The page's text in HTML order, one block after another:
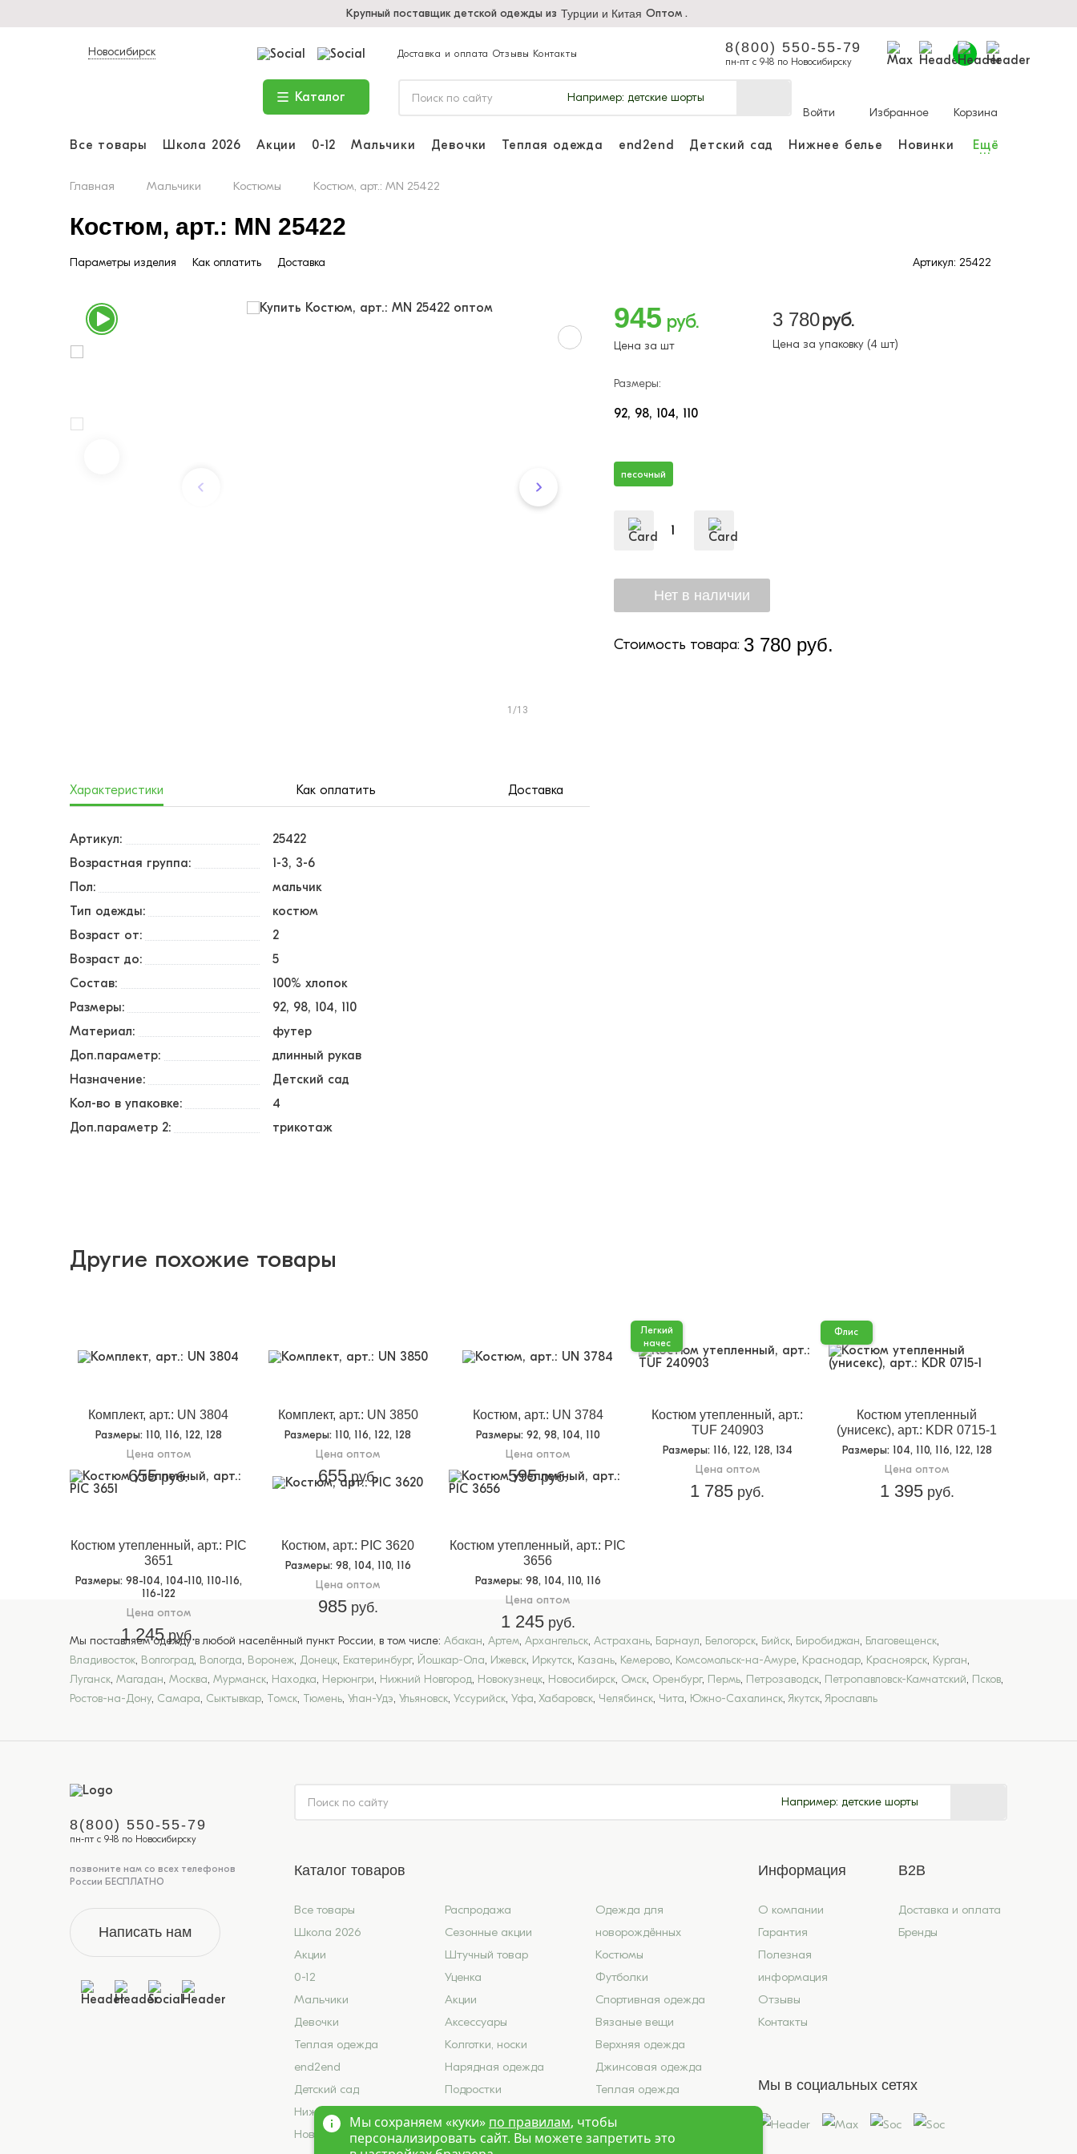
Крупный поставщик детской одежды из Турции и Китая Оптом .
Новосибирск Доставка и оплата Отзывы Контакты 8(800) 550-55-79
пн-пт с 9-18 по Новосибирску
Каталог Например: детские шорты
Войти
Избранное Корзина
Все товары Школа 2026 Акции 0-12 Мальчики Девочки Теплая одежда end2end Детский сад Нижнее белье Новинки Ещё
...
Главная Мальчики Костюмы Костюм, арт.: MN 25422
Костюм, арт.: MN 25422
Параметры изделия Как оплатить Доставка Артикул: 25422
1/13
945 руб.
Цена за шт
3 780руб.
Цена за упаковку (4 шт)
Размеры:
92 98 104 110
песочный
Стоимость товара: 3 780 руб.
Характеристики Как оплатить Доставка
Артикул:
25422
Возрастная группа:
1-3, 3-6
Пол:
мальчик
Тип одежды:
костюм
Возраст от:
2
Возраст до:
5
Состав:
100% хлопок
Размеры:
92 98 104
110
Материал:
футер
Доп.параметр:
длинный рукав
Назначение:
Детский сад
Кол-во в упаковке:
4
Доп.параметр 2:
трикотаж
Другие похожие товары
Комплект, арт.: UN 3804
Размеры: 110, 116, 122, 128
Цена оптом
655руб.
Комплект, арт.: UN 3850
Размеры: 110, 116, 122, 128
Цена оптом
655руб.
Костюм, арт.: UN 3784
Размеры: 92, 98, 104, 110
Цена оптом
595руб.
Легкий
начес
Костюм утепленный, арт.:
TUF 240903
Размеры: 116, 122, 128, 134
Цена оптом
1 785 руб.
Флис
Костюм утепленный
(унисекс), арт.: KDR 0715-1
Размеры: 104, 110, 116, 122, 128
Цена оптом
1 395руб.
Костюм утепленный, арт.: PIC
3651
Размеры: 98-104, 104-110, 110-116,
116-122
Цена оптом
1 245руб.
Коcтюм, арт.: PIC 3620
Размеры: 98, 104, 110, 116
Цена оптом
985руб.
Костюм утепленный, арт.: PIC
3656
Размеры: 98, 104, 110, 116
Цена оптом
1 245руб.
Мы поставляем одежду в любой населённый пункт России, в том числе: Абакан, Артем, Архангельск, Астрахань, Барнаул, Белогорск, Бийск, Биробиджан, Благовещенск,
Владивосток, Волгоград, Вологда, Воронеж, Донецк, Екатеринбург, Йошкар-Ола, Ижевск, Иркутск, Казань, Кемерово, Комсомольск-на-Амуре, Краснодар, Красноярск, Курган,
Луганск, Магадан, Москва, Мурманск, Находка, Нерюнгри, Нижний Новгород, Новокузнецк, Новосибирск, Омск, Оренбург, Пермь, Петрозаводск, Петропавловск-Камчатский, Псков,
Ростов-на-Дону, Самара, Сыктывкар, Томск, Тюмень, Улан-Удэ, Ульяновск, Уссурийск, Уфа, Хабаровск, Челябинск, Чита, Южно-Сахалинск, Якутск, Ярославль
8(800) 550-55-79
пн-пт с 9-18 по Новосибирску
позвоните нам со всех телефонов
России БЕСПЛАТНО
Написать нам
Например: детские шорты
Каталог товаров
Все товары
Школа 2026
Акции
0-12
Мальчики
Девочки
Теплая одежда
end2end
Детский сад
Нижнее белье
Новинки
Распродажа
Сезонные акции
Штучный товар
Уценка
Акции
Аксессуары
Колготки, носки
Нарядная одежда
Подростки
Одежда для
новорождённых
Костюмы
Футболки
Спортивная одежда
Вязаные вещи
Верхняя одежда
Джинсовая одежда
Теплая одежда
Информация
О компании
Гарантия
Полезная
информация
Отзывы
Контакты
B2B
Доставка и оплата
Бренды
Мы в социальных сетях
Мы сохраняем «куки» по правилам, чтобы
персонализировать сайт. Вы можете запретить это